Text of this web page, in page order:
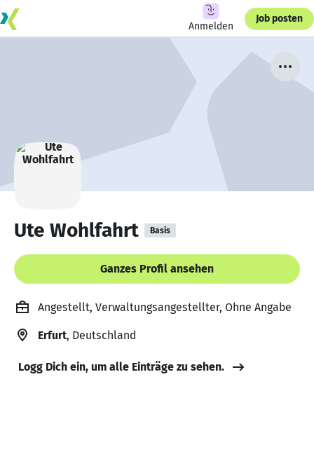
Anmelden
Job posten
Ute Wohlfahrt Basis
Ganzes Profil ansehen
Angestellt, Verwaltungsangestellter, Ohne Angabe
Erfurt, Deutschland
Logg Dich ein, um alle Einträge zu sehen.